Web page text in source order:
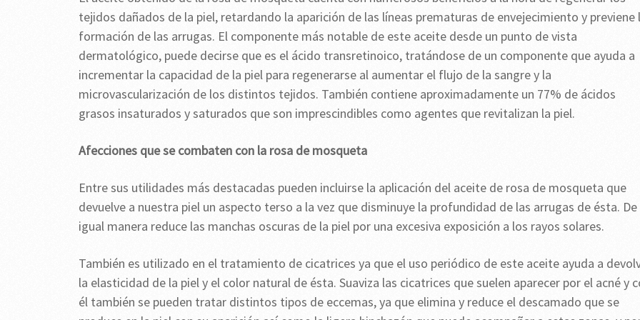
tejidos dañados de la piel, retardando la aparición de las líneas prematuras de envejecimiento y previene
formación de las arrugas. El componente más notable de este aceite desde un punto de vista
dermatológico, puede decirse que es el ácido transretinoico, tratándose de un componente que ayuda a
incrementar la capacidad de la piel para regenerarse al aumentar el flujo de la sangre y la
microvascularización de los distintos tejidos. También contiene aproximadamente un 77% de ácidos
grasos insaturados y saturados que son imprescindibles como agentes que revitalizan la piel.
Afecciones que se combaten con la rosa de mosqueta
Entre sus utilidades más destacadas pueden incluirse la aplicación del aceite de rosa de mosqueta que
devuelve a nuestra piel un aspecto terso a la vez que disminuye la profundidad de las arrugas de ésta. De
igual manera reduce las manchas oscuras de la piel por una excesiva exposición a los rayos solares.
También es utilizado en el tratamiento de cicatrices ya que el uso periódico de este aceite ayuda a
la elasticidad de la piel y el color natural de ésta. Suaviza las cicatrices que suelen aparecer por el acné y
él también se pueden tratar distintos tipos de eccemas, ya que elimina y reduce el descamado que se